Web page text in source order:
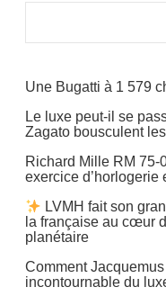
Une Bugatti à 1 579
Le luxe peut-il se
Zagato bousculent
Richard Mille RM 75-
exercice d’horlogerie
LVMH fait son
la française au cœur
planétaire
Comment
incontournable du